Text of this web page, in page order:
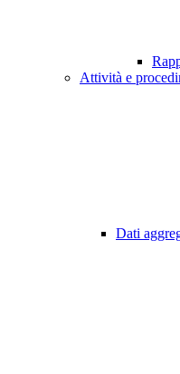
Attività e
Dati